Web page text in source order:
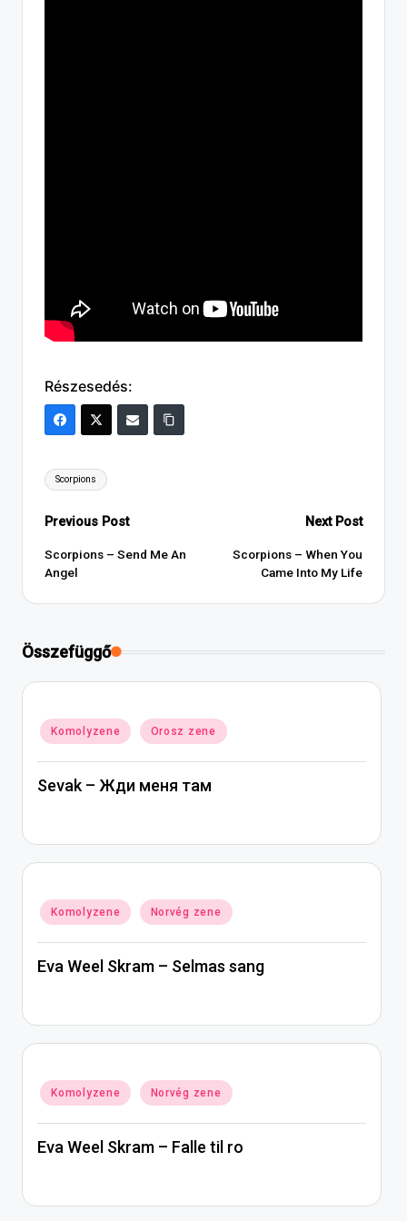
Részesedés:
Tags:
Scorpions
Post
navigation
Previous Post
Scorpions – Send Me An
Angel
Next Post
Scorpions – When You
Came Into My Life
Összefüggő
Posted
in
Komolyzene Orosz zene
Sevak – Жди меня там
Posted
in
Komolyzene Norvég zene
Eva Weel Skram – Selmas sang
Posted
in
Komolyzene Norvég zene
Eva Weel Skram – Falle til ro